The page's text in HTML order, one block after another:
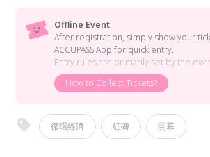
Offline Event
After registration, simply show your
ACCUPASS App for quick entry.
Entry rules are primarily set by the
How to Collect Tickets?
循環經濟 紅磚 開幕